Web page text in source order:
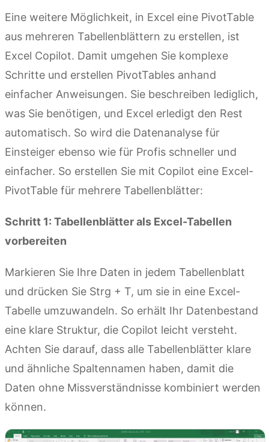
Eine weitere Möglichkeit, in Excel eine PivotTable
aus mehreren Tabellenblättern zu erstellen, ist
Excel Copilot. Damit umgehen Sie komplexe
Schritte und erstellen PivotTables anhand
einfacher Anweisungen. Sie beschreiben lediglich,
was Sie benötigen, und Excel erledigt den Rest
automatisch. So wird die Datenanalyse für
Einsteiger ebenso wie für Profis schneller und
einfacher. So erstellen Sie mit Copilot eine Excel-
PivotTable für mehrere Tabellenblätter:
Schritt 1: Tabellenblätter als Excel-Tabellen
vorbereiten
Markieren Sie Ihre Daten in jedem Tabellenblatt
und drücken Sie Strg + T, um sie in eine Excel-
Tabelle umzuwandeln. So erhält Ihr Datenbestand
eine klare Struktur, die Copilot leicht versteht.
Achten Sie darauf, dass alle Tabellenblätter klare
und ähnliche Spaltennamen haben, damit die
Daten ohne Missverständnisse kombiniert werden
können.